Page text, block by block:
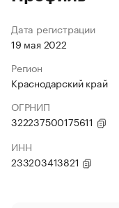
Дата регистрации
19 мая 2022
Регион
Краснодарский край
ОГРНИП
322237500175611
ИНН
233203413821